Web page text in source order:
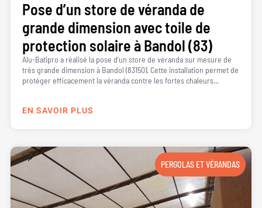
Pose d’un store de véranda de
grande dimension avec toile de
protection solaire à Bandol (83)
Alu-Batipro a réalisé la pose d’un store de véranda sur mesure de
très grande dimension à Bandol (83150). Cette installation permet de
protéger efficacement la véranda contre les fortes chaleurs...
EN SAVOIR PLUS
PERGOLAS ET VÉRANDAS